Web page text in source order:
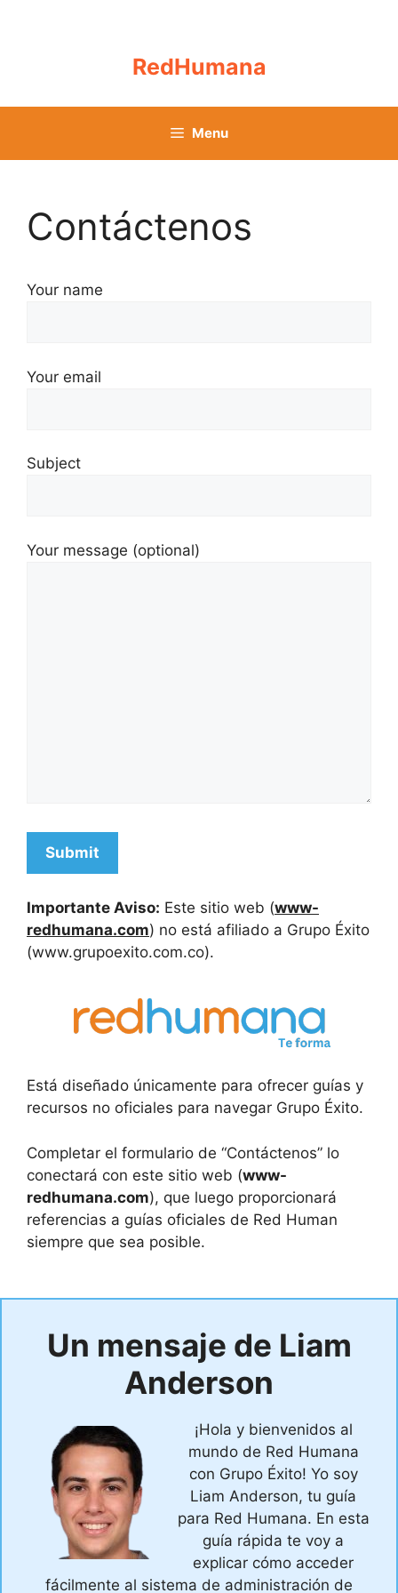
RedHumana
Menu
Contáctenos
Your name
Your email
Subject
Your message (optional)
Importante Aviso: Este sitio web (www-
redhumana.com) no está afiliado a Grupo Éxito
(www.grupoexito.com.co).
Está diseñado únicamente para ofrecer guías y
recursos no oficiales para navegar Grupo Éxito.
Completar el formulario de “Contáctenos” lo
conectará con este sitio web (www-
redhumana.com), que luego proporcionará
referencias a guías oficiales de Red Human
siempre que sea posible.
Un mensaje de Liam
Anderson
¡Hola y bienvenidos al
mundo de Red Humana
con Grupo Éxito! Yo soy
Liam Anderson, tu guía
para Red Humana. En esta
guía rápida te voy a
explicar cómo acceder
fácilmente al sistema de administración de